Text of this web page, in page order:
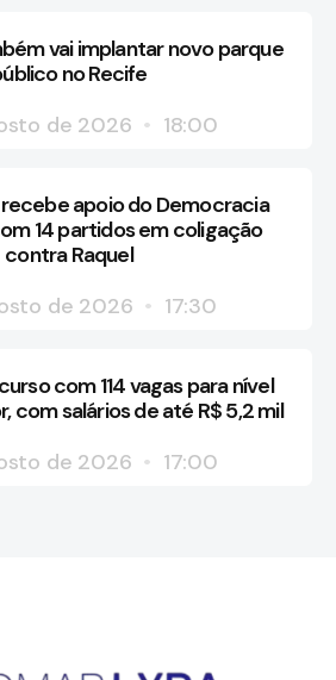
vai implantar novo parque
no Recife
de 2026
18:00
apoio do Democracia
14 partidos em coligação
contra Raquel
de 2026
17:30
com 114 vagas para nível
com salários de até R$ 5,2 mil
de 2026
17:00